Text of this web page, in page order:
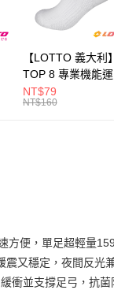
含以上)免運費
含以上)免運費
含以上)免運費
【LOTTO 義大利】
TOP 8 專業機能運
襪-加大款(白/黑-
LT9CMW8309)
NT$79
NT$160
方便，單足超輕量
震又穩定，夜間反光
衝並支撐足弓，抗菌